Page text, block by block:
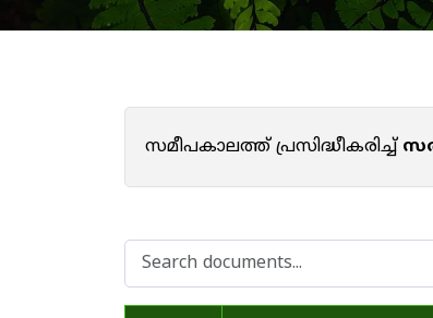
സമീപകാലത്ത് പ്രസിദ്ധീകരിച്ച്